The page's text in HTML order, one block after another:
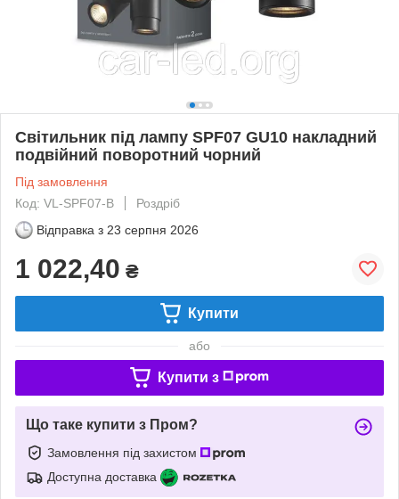
Світильник під лампу SPF07 GU10 накладний
подвійний поворотний чорний
Під замовлення
Код: VL-SPF07-B
Роздріб
Відправка з 23 серпня 2026
1 022,40 ₴
Купити
або
Купити з
Що таке купити з Пром?
Замовлення під захистом
Доступна доставка